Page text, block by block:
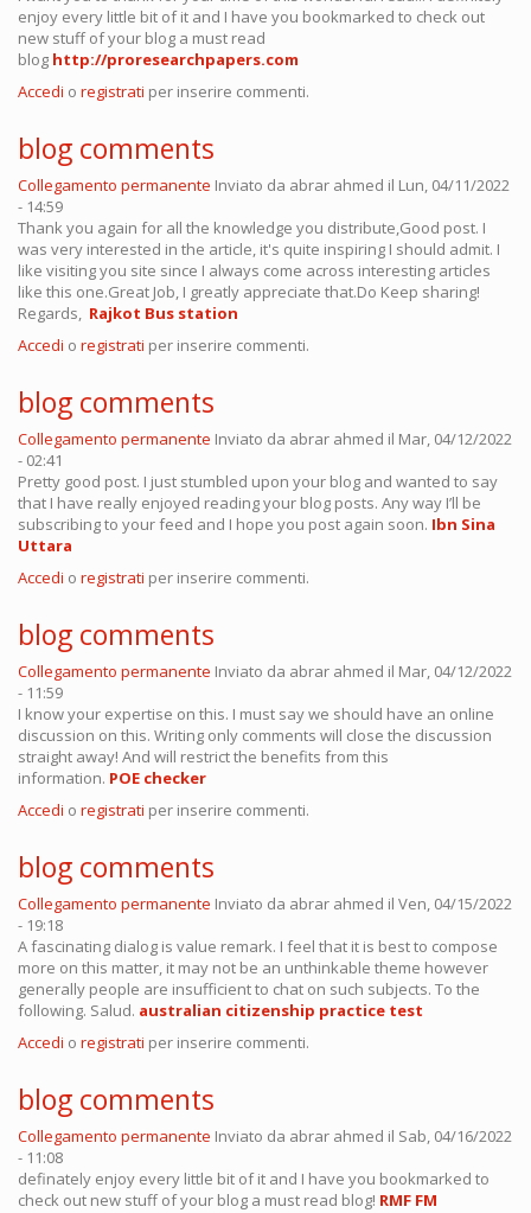
enjoy every little bit of it and I have you bookmarked to check out
new stuff of your blog a must read
blog http://proresearchpapers.com
Accedi o registrati per inserire commenti.
blog comments
Collegamento permanente Inviato da abrar ahmed il Lun, 04/11/2022
- 14:59
Thank you again for all the knowledge you distribute,Good post. I
was very interested in the article, it's quite inspiring I should admit. I
like visiting you site since I always come across interesting articles
like this one.Great Job, I greatly appreciate that.Do Keep sharing!
Regards, Rajkot Bus station
Accedi o registrati per inserire commenti.
blog comments
Collegamento permanente Inviato da abrar ahmed il Mar, 04/12/2022
- 02:41
Pretty good post. I just stumbled upon your blog and wanted to say
that I have really enjoyed reading your blog posts. Any way I’ll be
subscribing to your feed and I hope you post again soon. Ibn Sina
Uttara
Accedi o registrati per inserire commenti.
blog comments
Collegamento permanente Inviato da abrar ahmed il Mar, 04/12/2022
- 11:59
I know your expertise on this. I must say we should have an online
discussion on this. Writing only comments will close the discussion
straight away! And will restrict the benefits from this
information. POE checker
Accedi o registrati per inserire commenti.
blog comments
Collegamento permanente Inviato da abrar ahmed il Ven, 04/15/2022
- 19:18
A fascinating dialog is value remark. I feel that it is best to compose
more on this matter, it may not be an unthinkable theme however
generally people are insufficient to chat on such subjects. To the
following. Salud. australian citizenship practice test
Accedi o registrati per inserire commenti.
blog comments
Collegamento permanente Inviato da abrar ahmed il Sab, 04/16/2022
- 11:08
definately enjoy every little bit of it and I have you bookmarked to
check out new stuff of your blog a must read blog! RMF FM